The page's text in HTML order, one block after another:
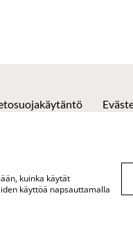
kuinka käytät
käyttöä napsauttamalla